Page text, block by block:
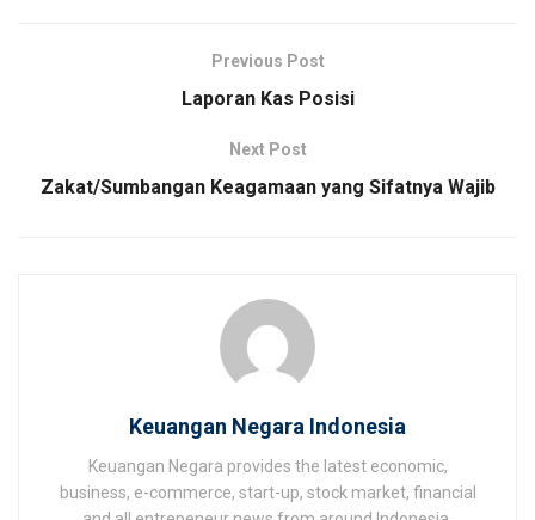
Previous Post
Laporan Kas Posisi
Next Post
Zakat/Sumbangan Keagamaan yang Sifatnya Wajib
Keuangan Negara Indonesia
Keuangan Negara provides the latest economic,
business, e-commerce, start-up, stock market, financial